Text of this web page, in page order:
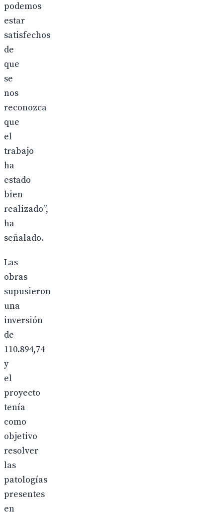
podemos
estar
satisfechos
de
que
se
nos
reconozca
que
el
trabajo
ha
estado
bien
realizado”,
ha
señalado.
Las
obras
supusieron
una
inversión
de
110.894,74
y
el
proyecto
tenía
como
objetivo
resolver
las
patologías
presentes
en